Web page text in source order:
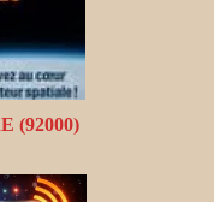
(92000)